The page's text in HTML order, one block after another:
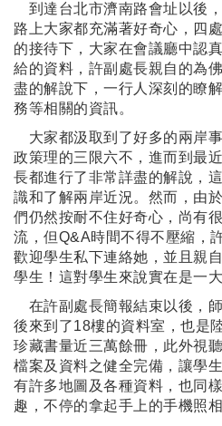
到達台北市濟南路會址以後
路上大家都充滿著好奇心，四
的接待下，大家在會議廳中認
給的資料，許副處長親自的為
盡的解說下，一行人深刻的瞭
務等相關的資訊。
大家都汲取到了好多的兩岸
政策理的三限六不，進而到最
長都進行了非常詳盡的解說，
識和了解兩岸近況。然而，由
們仍然按耐不住好奇心，尚有
流，但Q&A時間不得不壓縮，
歡迎學生私下連絡她，並且親
學生！這對學生來說實在是一大
在許副處長簡報結束以後，
後來到了18樓的資料室，也是
珍藏書量近三萬餘冊，此外視
檔案及資料之健全完備，讓學
有許多地圖及各種資料，也同
趣，不停的拿起手上的手機照相